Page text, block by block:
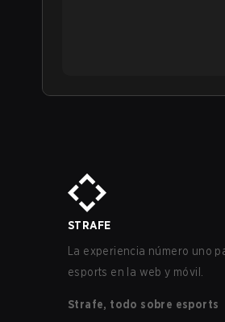
STRAFE
La experiencia número uno
esports en la web y móvil.
Strafe, todo sobre esports